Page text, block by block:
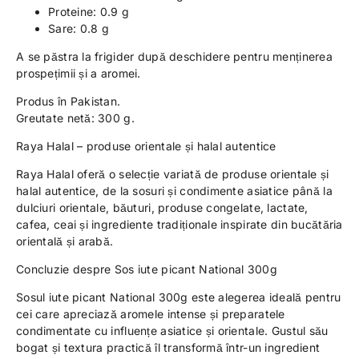
Proteine: 0.9 g
Sare: 0.8 g
A se păstra la frigider după deschidere pentru menținerea
prospețimii și a aromei.
Produs în Pakistan.
Greutate netă: 300 g.
Raya Halal – produse orientale și halal autentice
Raya Halal oferă o selecție variată de produse orientale și
halal autentice, de la sosuri și condimente asiatice până la
dulciuri orientale, băuturi, produse congelate, lactate,
cafea, ceai și ingrediente tradiționale inspirate din bucătăria
orientală și arabă.
Concluzie despre Sos iute picant National 300g
Sosul iute picant National 300g este alegerea ideală pentru
cei care apreciază aromele intense și preparatele
condimentate cu influențe asiatice și orientale. Gustul său
bogat și textura practică îl transformă într-un ingredient